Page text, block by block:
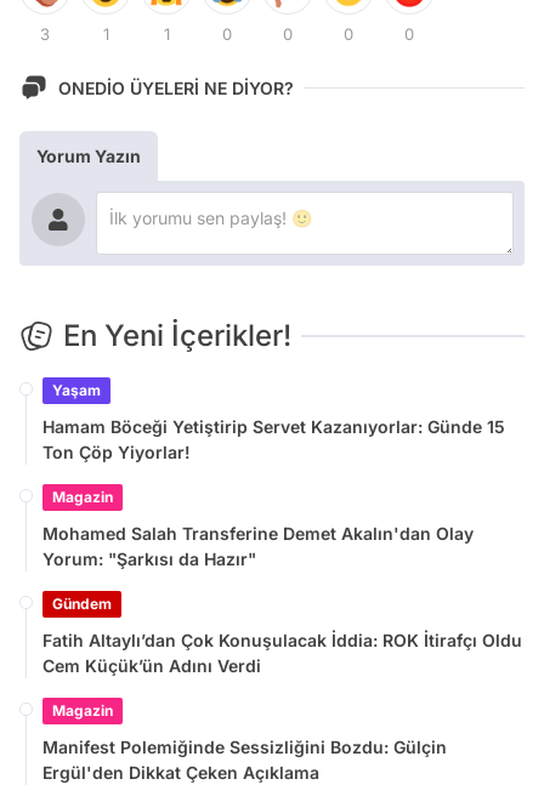
3 1 1 0 0 0 0
ONEDİO ÜYELERİ NE DİYOR?
Yorum Yazın
En Yeni İçerikler!
Yaşam
Hamam Böceği Yetiştirip Servet Kazanıyorlar: Günde 15
Ton Çöp Yiyorlar!
Magazin
Mohamed Salah Transferine Demet Akalın'dan Olay
Yorum: "Şarkısı da Hazır"
Gündem
Fatih Altaylı’dan Çok Konuşulacak İddia: ROK İtirafçı Oldu
Cem Küçük’ün Adını Verdi
Magazin
Manifest Polemiğinde Sessizliğini Bozdu: Gülçin
Ergül'den Dikkat Çeken Açıklama